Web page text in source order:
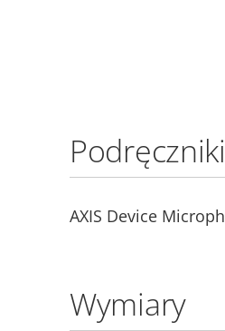
Podręczniki
AXIS Device
Wymiary